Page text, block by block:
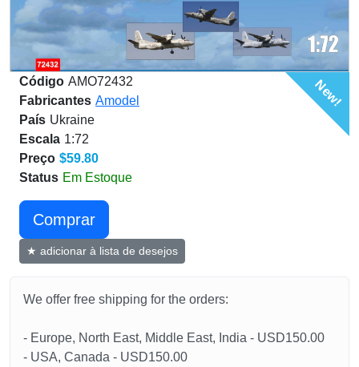
New!
Código AMO72432
Fabricantes Amodel
País Ukraine
Escala 1:72
Preço $59.80
Status Em Estoque
Сomprar
★ adicionar à lista de desejos
We offer free shipping for the orders:
- Europe, North East, Middle East, India - USD150.00
- USA, Canada - USD150.00